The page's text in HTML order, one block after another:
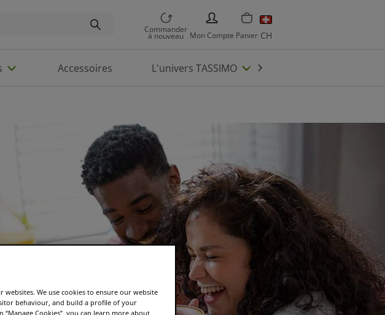
Commander
à nouveau
PERSON
Mon Compte Panier CH
Accessoires L'univers TASSIMO
We use cookies to ensure our website
behaviour, and build a profile of your
Cookies”, you can learn more about